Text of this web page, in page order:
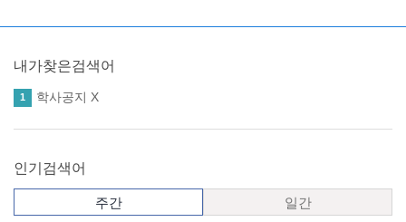
내가찾은검색어
1 학사공지 X
인기검색어
주간 일간